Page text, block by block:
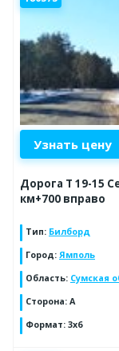
Узнать цену
Дорога Т 19-15
км+700 вправо
Тип: Билборд
Город: Ямполь
Область: Сумская
Сторона: А
Формат: 3х6